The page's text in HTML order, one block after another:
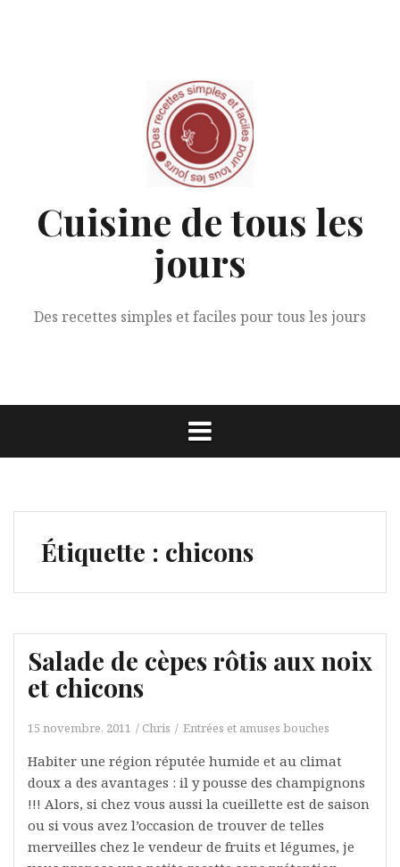
Cuisine de tous les
jours
Des recettes simples et faciles pour tous les jours
Étiquette : chicons
Salade de cèpes rôtis aux noix
et chicons
15 novembre, 2011 Chris Entrées et amuses bouches
Habiter une région réputée humide et au climat
doux a des avantages : il y pousse des champignons
!!! Alors, si chez vous aussi la cueillette est de saison
ou si vous avez l’occasion de trouver de telles
merveilles chez le vendeur de fruits et légumes, je